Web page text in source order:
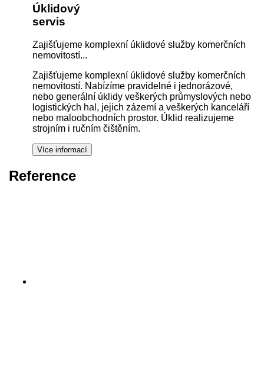
Úklidový
servis
Zajišťujeme komplexní úklidové služby komerčních
nemovitostí...
Zajišťujeme komplexní úklidové služby komerčních
nemovitostí. Nabízíme pravidelné i jednorázové,
nebo generální úklidy veškerých průmyslových nebo
logistických hal, jejich zázemí a veškerých kanceláří
nebo maloobchodních prostor. Úklid realizujeme
strojním i ručním čištěním.
Reference